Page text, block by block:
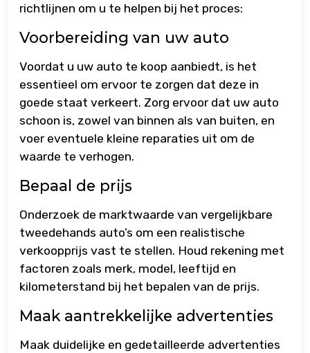
richtlijnen om u te helpen bij het proces:
Voorbereiding van uw auto
Voordat u uw auto te koop aanbiedt, is het
essentieel om ervoor te zorgen dat deze in
goede staat verkeert. Zorg ervoor dat uw auto
schoon is, zowel van binnen als van buiten, en
voer eventuele kleine reparaties uit om de
waarde te verhogen.
Bepaal de prijs
Onderzoek de marktwaarde van vergelijkbare
tweedehands auto’s om een realistische
verkoopprijs vast te stellen. Houd rekening met
factoren zoals merk, model, leeftijd en
kilometerstand bij het bepalen van de prijs.
Maak aantrekkelijke advertenties
Maak duidelijke en gedetailleerde advertenties